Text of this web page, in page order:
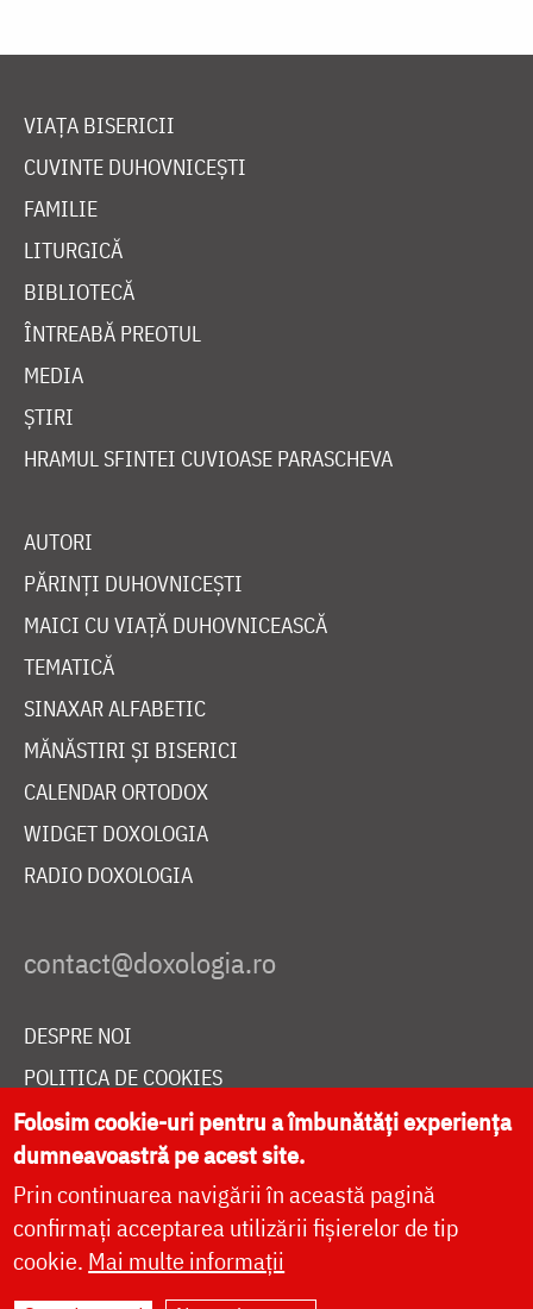
VIAȚA BISERICII
CUVINTE DUHOVNICEȘTI
FAMILIE
LITURGICĂ
BIBLIOTECĂ
ÎNTREABĂ PREOTUL
MEDIA
ȘTIRI
HRAMUL SFINTEI CUVIOASE PARASCHEVA
AUTORI
PĂRINȚI DUHOVNICEȘTI
MAICI CU VIAȚĂ DUHOVNICEASCĂ
TEMATICĂ
SINAXAR ALFABETIC
MĂNĂSTIRI ȘI BISERICI
CALENDAR ORTODOX
WIDGET DOXOLOGIA
RADIO DOXOLOGIA
DESPRE NOI
POLITICA DE COOKIES
DONEAZĂ ONLINE PENTRU CATEDRALA NAȚIONALĂ
LIVE
Folosim cookie-uri pentru a îmbunătăți experiența
dumneavoastră pe acest site.
Prin continuarea navigării în această pagină
confirmați acceptarea utilizării fișierelor de tip
cookie. Mai multe informații